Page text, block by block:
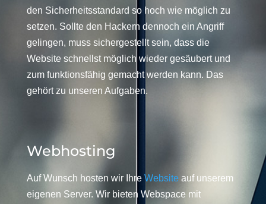
den Sicherheitsstandard so hoch wie möglich zu
setzen. Sollte den Hackern dennoch ein Angriff
gelingen, muss sichergestellt sein, dass die
Website schnellst möglich wieder gesäubert und
zum funktionsfähig gemacht werden kann. Das
gehört zu unseren Aufgaben.
Webhosting
Auf Wunsch hosten wir Ihre Website auf unserem
eigenen Server. Wir bieten Webspace mit